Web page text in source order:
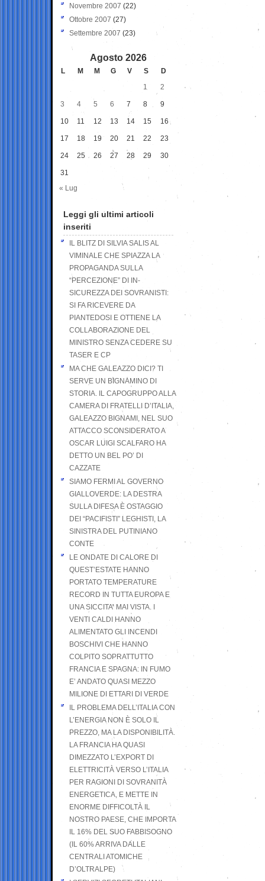
Novembre 2007 (22)
Ottobre 2007 (27)
Settembre 2007 (23)
Agosto 2026
L M M G V S
D
1
2
3 4 5 6 7 8 9
10 11 12 13 14 15 16
17 18 19 20 21 22 23
24 25 26 27 28 29 30
31
« Lug
Leggi gli ultimi articoli
inseriti
IL BLITZ DI SILVIA SALIS AL
VIMINALE CHE SPIAZZA LA
PROPAGANDA SULLA
“PERCEZIONE” DI IN-
SICUREZZA DEI SOVRANISTI:
SI FA RICEVERE DA
PIANTEDOSI E OTTIENE LA
COLLABORAZIONE DEL
MINISTRO SENZA CEDERE SU
TASER E CP
MA CHE GALEAZZO DICI? TI
SERVE UN BIGNAMINO DI
STORIA. IL CAPOGRUPPO ALLA
CAMERA DI FRATELLI D’ITALIA,
GALEAZZO BIGNAMI, NEL SUO
ATTACCO SCONSIDERATO A
OSCAR LUIGI SCALFARO HA
DETTO UN BEL PO’ DI
CAZZATE
SIAMO FERMI AL GOVERNO
GIALLOVERDE: LA DESTRA
SULLA DIFESA È OSTAGGIO
DEI “PACIFISTI” LEGHISTI, LA
SINISTRA DEL PUTINIANO
CONTE
LE ONDATE DI CALORE DI
QUEST’ESTATE HANNO
PORTATO TEMPERATURE
RECORD IN TUTTA EUROPA E
UNA SICCITA’ MAI VISTA. I
VENTI CALDI HANNO
ALIMENTATO GLI INCENDI
BOSCHIVI CHE HANNO
COLPITO SOPRATTUTTO
FRANCIA E SPAGNA: IN FUMO
E’ ANDATO QUASI MEZZO
MILIONE DI ETTARI DI VERDE
IL PROBLEMA DELL’ITALIA CON
L’ENERGIA NON È SOLO IL
PREZZO, MA LA DISPONIBILITÀ.
LA FRANCIA HA QUASI
DIMEZZATO L’EXPORT DI
ELETTRICITÀ VERSO L’ITALIA
PER RAGIONI DI SOVRANITÀ
ENERGETICA, E METTE IN
ENORME DIFFICOLTÀ IL
NOSTRO PAESE, CHE IMPORTA
IL 16% DEL SUO FABBISOGNO
(IL 60% ARRIVA DALLE
CENTRALI ATOMICHE
D’OLTRALPE)